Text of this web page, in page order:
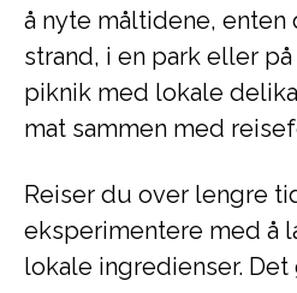
å nyte måltidene, enten
strand, i en park eller
piknik med lokale
mat sammen med
Reiser du over lengre
eksperimentere med å
lokale ingredienser. Det